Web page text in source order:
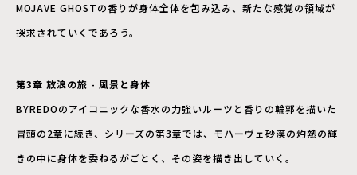
MOJAVE GHOSTの香りが身体全体を包み込み、新たな感覚の領域が
探求されていくであろう。
第3章 放浪の旅 - 風景と身体
BYREDOのアイコニックな香水の力強いルーツと香りの輪郭を描いた
冒頭の2章に続き、シリーズの第3章では、モハーヴェ砂漠の灼熱の輝
きの中に身体を委ねるがごとく、その姿を描き出していく。